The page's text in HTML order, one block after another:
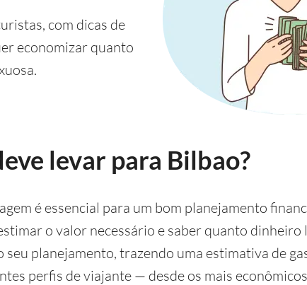
com dicas de
economizar quanto
levar para Bilbao?
é essencial para um bom planejamento
o valor necessário e saber quanto dinheiro
seu planejamento, trazendo uma estimativa de
perfis de viajante — desde os mais